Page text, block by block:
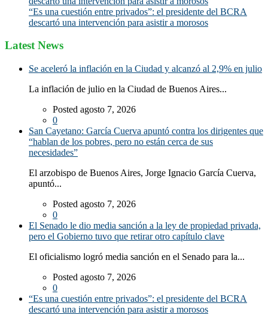
“Es una cuestión entre privados”: el presidente del BCRA
descartó una intervención para asistir a morosos
Latest News
Se aceleró la inflación en la Ciudad y alcanzó al 2,9% en julio
La inflación de julio en la Ciudad de Buenos Aires...
Posted agosto 7, 2026
0
San Cayetano: García Cuerva apuntó contra los dirigentes que
“hablan de los pobres, pero no están cerca de sus
necesidades”
El arzobispo de Buenos Aires, Jorge Ignacio García Cuerva,
apuntó...
Posted agosto 7, 2026
0
El Senado le dio media sanción a la ley de propiedad privada,
pero el Gobierno tuvo que retirar otro capítulo clave
El oficialismo logró media sanción en el Senado para la...
Posted agosto 7, 2026
0
“Es una cuestión entre privados”: el presidente del BCRA
descartó una intervención para asistir a morosos